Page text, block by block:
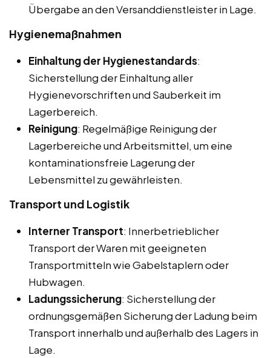
Übergabe an den Versanddienstleister in Lage.
Hygienemaßnahmen
Einhaltung der Hygienestandards:
Sicherstellung der Einhaltung aller
Hygienevorschriften und Sauberkeit im
Lagerbereich.
Reinigung: Regelmäßige Reinigung der
Lagerbereiche und Arbeitsmittel, um eine
kontaminationsfreie Lagerung der
Lebensmittel zu gewährleisten.
Transport und Logistik
Interner Transport: Innerbetrieblicher
Transport der Waren mit geeigneten
Transportmitteln wie Gabelstaplern oder
Hubwagen.
Ladungssicherung: Sicherstellung der
ordnungsgemäßen Sicherung der Ladung beim
Transport innerhalb und außerhalb des Lagers in
Lage.